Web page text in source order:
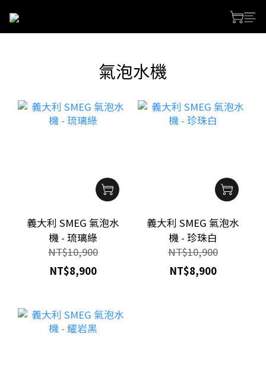
氣泡水機
義大利 SMEG 氣泡水
機 - 琉璃綠
NT$10,900
NT$8,900
義大利 SMEG 氣泡水
機 - 珍珠白
NT$10,900
NT$8,900